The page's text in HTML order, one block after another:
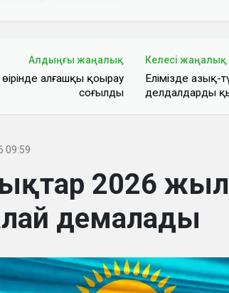
Алдыңғы жаңалық
алғашқы қоңырау
соғылды
Келесі жаңалық
Елімізде азық-
делдалдарды
09:59
2026
демалады